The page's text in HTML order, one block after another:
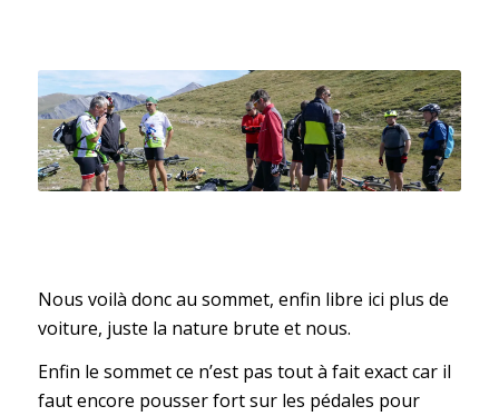
Pas tous présent … il y en a
encore qui sont dans
l’ascension
Nous voilà donc au sommet, enfin libre ici plus de
voiture, juste la nature brute et nous.
Enfin le sommet ce n’est pas tout à fait exact car il
faut encore pousser fort sur les pédales pour